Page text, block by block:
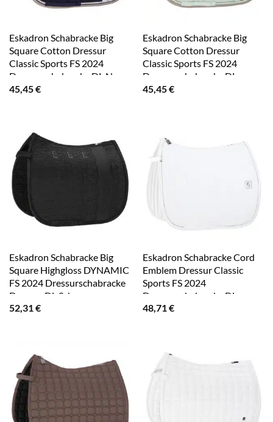
Eskadron Schabracke Big
Square Cotton Dressur
Classic Sports FS 2024
Dressurschabracke DL Navy
45,45€
Eskadron Schabracke Big
Square Cotton Dressur
Classic Sports FS 2024
Dressurschabracke DL
Powder Green
45,45€
Eskadron Schabracke Big
Square Highgloss DYNAMIC
FS 2024 Dressurschabracke
Dressur DL Schwarz
52,31€
Eskadron Schabracke Cord
Emblem Dressur Classic
Sports FS 2024
Dressurschabracke DL
White
48,71€